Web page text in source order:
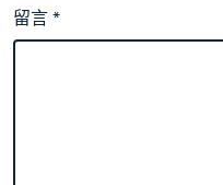
留言*